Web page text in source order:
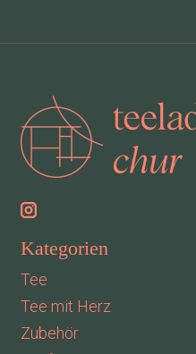
Kategorien
Tee
Tee mit Herz
Zubehör